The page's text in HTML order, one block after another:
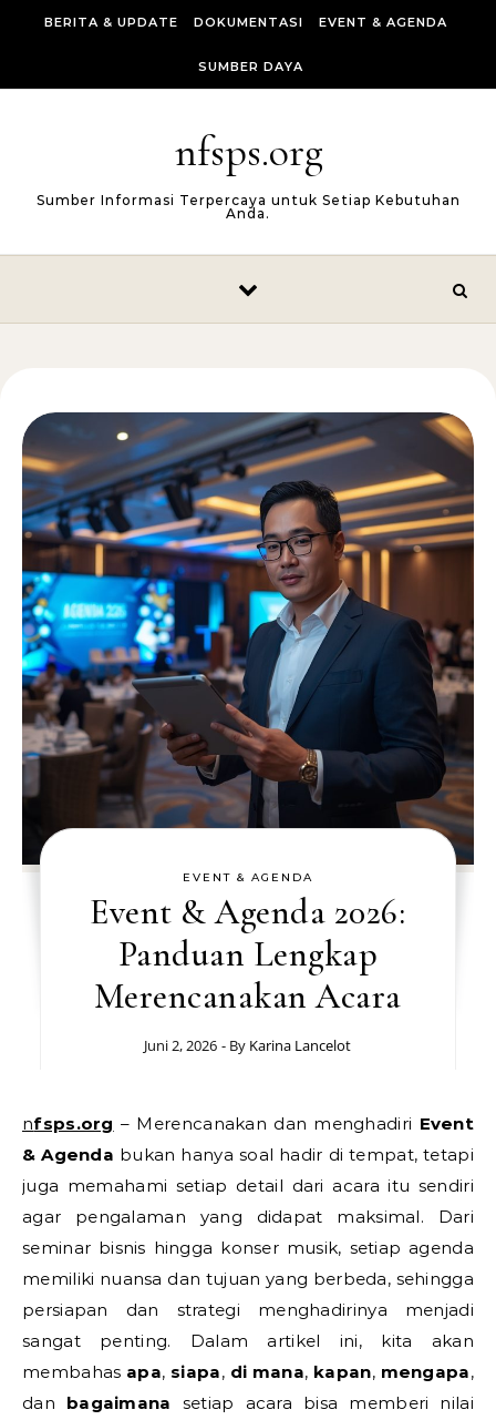
BERITA & UPDATE DOKUMENTASI EVENT & AGENDA
SUMBER DAYA
nfsps.org
Sumber Informasi Terpercaya untuk Setiap Kebutuhan
Anda.
EVENT & AGENDA
Event & Agenda 2026:
Panduan Lengkap
Merencanakan Acara
Juni 2, 2026 - By Karina Lancelot
nfsps.org – Merencanakan dan menghadiri Event
& Agenda bukan hanya soal hadir di tempat, tetapi
juga memahami setiap detail dari acara itu sendiri
agar pengalaman yang didapat maksimal. Dari
seminar bisnis hingga konser musik, setiap agenda
memiliki nuansa dan tujuan yang berbeda, sehingga
persiapan dan strategi menghadirinya menjadi
sangat penting. Dalam artikel ini, kita akan
membahas apa, siapa, di mana, kapan, mengapa,
dan bagaimana setiap acara bisa memberi nilai